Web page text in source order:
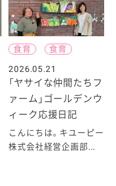
食育
食育
2026.05.21
「ヤサイな仲間たちフ
ァーム」ゴールデンウ
ィーク応援日記
こんにちは。キユーピー
株式会社経営企画部...